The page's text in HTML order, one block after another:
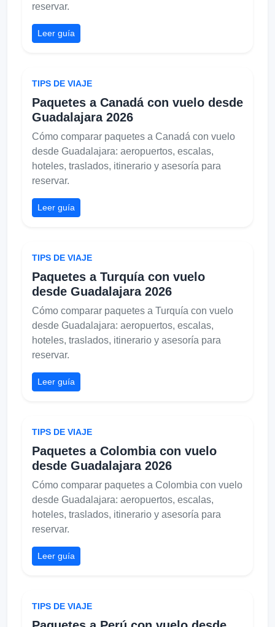
reservar.
Leer guía
TIPS DE VIAJE
Paquetes a Canadá con vuelo desde
Guadalajara 2026
Cómo comparar paquetes a Canadá con vuelo
desde Guadalajara: aeropuertos, escalas,
hoteles, traslados, itinerario y asesoría para
reservar.
Leer guía
TIPS DE VIAJE
Paquetes a Turquía con vuelo
desde Guadalajara 2026
Cómo comparar paquetes a Turquía con vuelo
desde Guadalajara: aeropuertos, escalas,
hoteles, traslados, itinerario y asesoría para
reservar.
Leer guía
TIPS DE VIAJE
Paquetes a Colombia con vuelo
desde Guadalajara 2026
Cómo comparar paquetes a Colombia con vuelo
desde Guadalajara: aeropuertos, escalas,
hoteles, traslados, itinerario y asesoría para
reservar.
Leer guía
TIPS DE VIAJE